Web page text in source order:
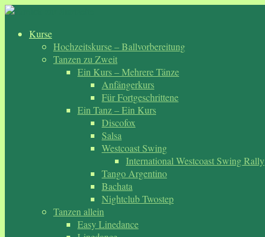
Zum
springenKurse
Hochzeitskurse – Ballvorbereitung
Tanzen zu Zweit
Ein Kurs – Mehrere Tänze
Anfängerkurs
Für Fortgeschrittene
Ein Tanz – Ein Kurs
Discofox
Salsa
Westcoast Swing
International Westcoast Swing Rally
Tango Argentino
Bachata
Nightclub Twostep
Tanzen allein
Easy Linedance